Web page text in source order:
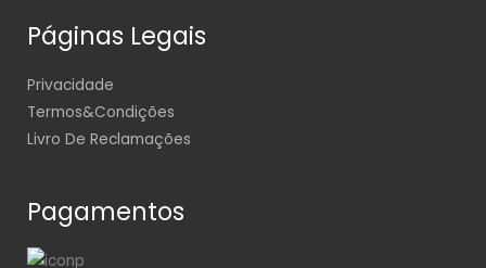
Páginas Legais
Privacidade
Termos&Condições
Livro De Reclamações
Pagamentos